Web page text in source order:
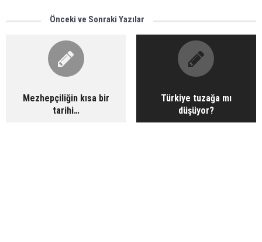
Önceki ve Sonraki Yazılar
Mezhepçiliğin kısa bir
tarihi…
Türkiye tuzağa mı
düşüyor?